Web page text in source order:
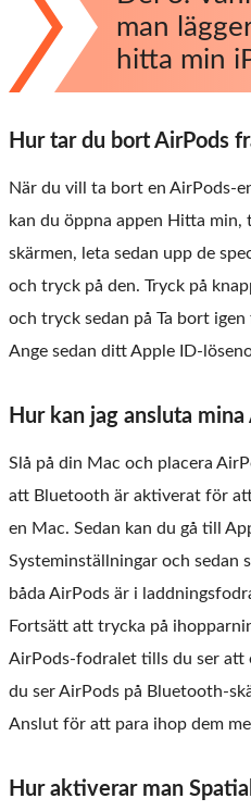
man
hitta min
Hur tar du bort AirPods
När du vill ta bort en AirPods-
kan du öppna appen Hitta min,
skärmen, leta sedan upp de
och tryck på den. Tryck på
och tryck sedan på Ta bort
Ange sedan ditt Apple ID-
Hur kan jag ansluta
Slå på din Mac och placera
att Bluetooth är aktiverat för
en Mac. Sedan kan du gå till
Systeminställningar och sedan
båda AirPods är i
Fortsätt att trycka på
AirPods-fodralet tills du ser att
du ser AirPods på Bluetooth-
Anslut för att para ihop dem
Hur aktiverar man